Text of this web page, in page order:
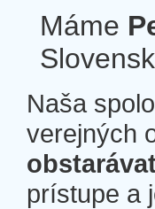
Máme
Naša
verejných
prístupe a